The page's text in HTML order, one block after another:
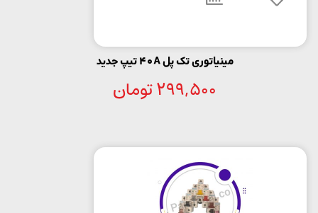
مینیاتوری تک پل 40A تیپ جدید
299,500تومان